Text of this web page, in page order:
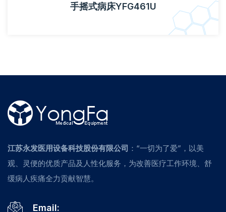
手摇式病床YFG461U
江苏永发医用设备科技股份有限公司 ：“一切为了爱”，以美
观、灵便的优质产品及人性化服务，为改善医疗工作环境、舒
缓病人疾痛全力贡献智慧。
Email: